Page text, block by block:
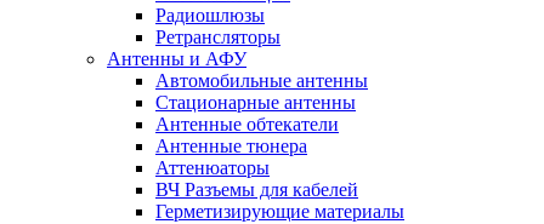
Радиошлюзы
Ретрансляторы
Антенны и АФУ
Автомобильные антенны
Стационарные антенны
Антенные обтекатели
Антенные тюнера
Аттенюаторы
ВЧ Разъемы для кабелей
Герметизирующие материалы